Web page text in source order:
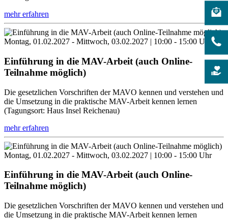
mehr erfahren
Montag, 01.02.2027 - Mittwoch, 03.02.2027 | 10:00 - 15:00 Uhr
Einführung in die MAV-Arbeit (auch Online-
Teilnahme möglich)
Die gesetzlichen Vorschriften der MAVO kennen und verstehen und
die Umsetzung in die praktische MAV-Arbeit kennen lernen
(Tagungsort: Haus Insel Reichenau)
mehr erfahren
Montag, 01.02.2027 - Mittwoch, 03.02.2027 | 10:00 - 15:00 Uhr
Einführung in die MAV-Arbeit (auch Online-
Teilnahme möglich)
Die gesetzlichen Vorschriften der MAVO kennen und verstehen und
die Umsetzung in die praktische MAV-Arbeit kennen lernen